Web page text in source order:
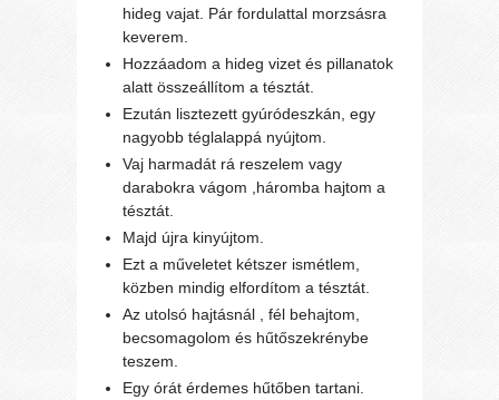
hideg vajat. Pár fordulattal morzsásra
keverem.
Hozzáadom a hideg vizet és pillanatok
alatt összeállítom a tésztát.
Ezután lisztezett gyúródeszkán, egy
nagyobb téglalappá nyújtom.
Vaj harmadát rá reszelem vagy
darabokra vágom ,háromba hajtom a
tésztát.
Majd újra kinyújtom.
Ezt a műveletet kétszer ismétlem,
közben mindig elfordítom a tésztát.
Az utolsó hajtásnál , fél behajtom,
becsomagolom és hűtőszekrénybe
teszem.
Egy órát érdemes hűtőben tartani.